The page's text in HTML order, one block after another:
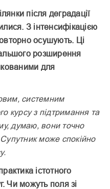
після деградації
З інтенсифікацією
осушують. Ці
розширення
для
системним
курсу з підтримання та
думаю, вони точно
може спокійно
істотного
Чи можуть поля зі